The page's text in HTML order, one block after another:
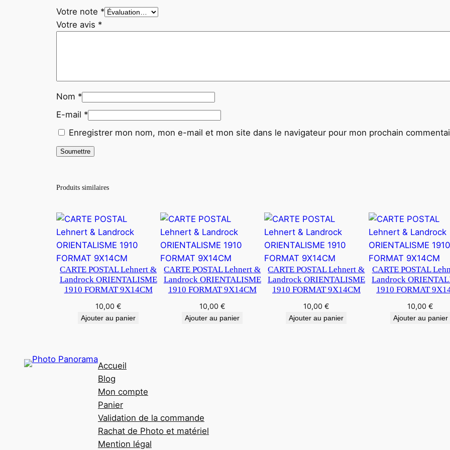
1
F
Votre note *
Votre avis *
Nom *
E-mail *
Enregistrer mon nom, mon e-mail et mon site dans le navigateur pour mon prochain
Produits similaires
CARTE POSTAL Lehnert &
Landrock ORIENTALISME
1910 FORMAT 9X14CM
10,00 €
Ajouter au panier
CARTE POSTAL Lehnert &
Landrock ORIENTALISME
1910 FORMAT 9X14CM
10,00 €
Ajouter au panier
CARTE POSTAL Lehnert &
Landrock ORIENTALISME
1910 FORMAT 9X14CM
10,00 €
Ajouter au panier
CARTE POSTAL
Landrock
1910 FORMAT
10,00€
Ajouter au panier
Accueil
Blog
Mon compte
Panier
Validation de la commande
Rachat de Photo et matériel
Mention légal